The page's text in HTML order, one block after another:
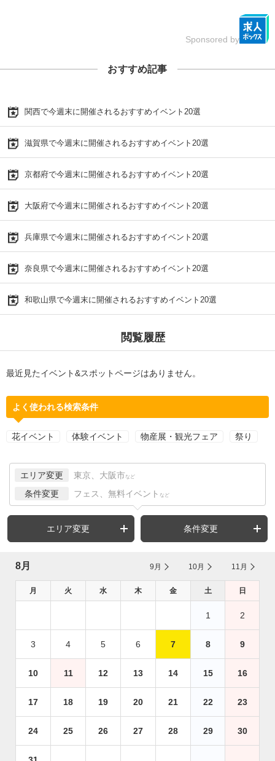
Sponsored by
おすすめ記事
関西で今週末に開催されるおすすめイベント20選
滋賀県で今週末に開催されるおすすめイベント20選
京都府で今週末に開催されるおすすめイベント20選
大阪府で今週末に開催されるおすすめイベント20選
兵庫県で今週末に開催されるおすすめイベント20選
奈良県で今週末に開催されるおすすめイベント20選
和歌山県で今週末に開催されるおすすめイベント20選
閲覧履歴
最近見たイベント&スポットページはありません。
よく使われる検索条件
花イベント 体験イベント 物産展・観光フェア 祭り
エリア変更 東京、大阪市 など
条件変更 フェス、無料イベント など
エリア変更 条件変更
8月 9月 10月 11月
月 火 水 木 金 土 日
1 2
3 4 5 6 7 8 9
10 11 12 13 14 15 16
17 18 19 20 21 22 23
24 25 26 27 28 29 30